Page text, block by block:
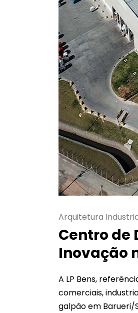
Arquitetura
Centro de
Inovação
A LP Bens,
comerciais,
galpão em Barueri/